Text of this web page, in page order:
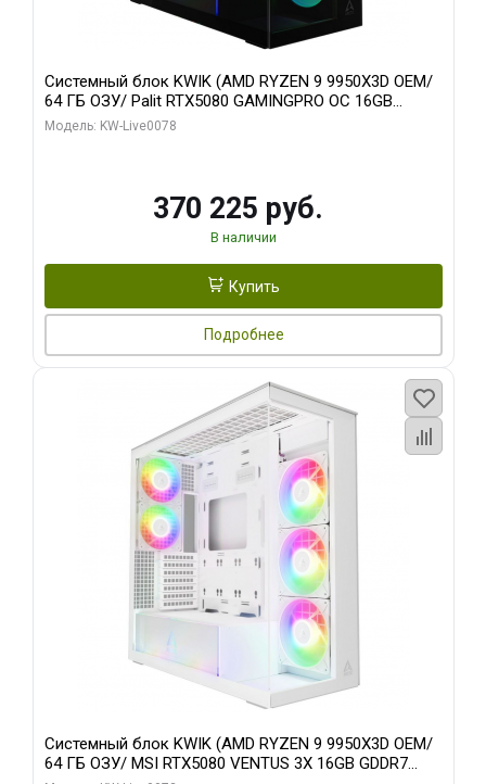
Системный блок KWIK (AMD RYZEN 9 9950X3D OEM/
64 ГБ ОЗУ/ Palit RTX5080 GAMINGPRO OC 16GB
GDDR7 256bit 3xDP HD/ 1 ТБ SSD)
Модель: KW-Live0078
370 225 руб.
В наличии
Купить
Подробнее
Системный блок KWIK (AMD RYZEN 9 9950X3D OEM/
64 ГБ ОЗУ/ MSI RTX5080 VENTUS 3X 16GB GDDR7